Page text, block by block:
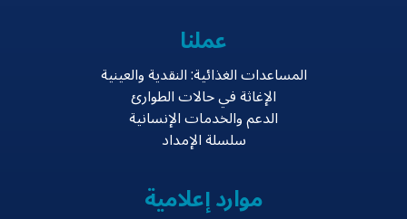
عملنا
المساعدات الغذائية: النقدية والعينية
الإغاثة في حالات الطوارئ
الدعم والخدمات الإنسانية
سلسلة الإمداد
موارد إعلامية